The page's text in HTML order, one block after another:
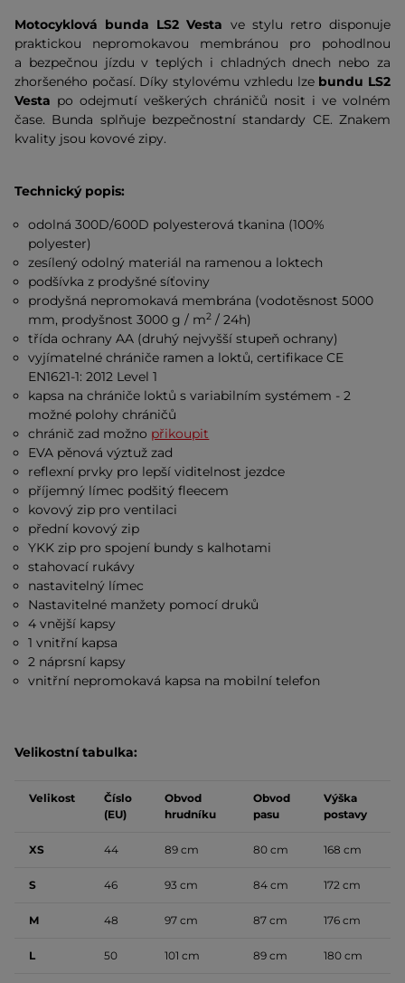
Motocyklová bunda LS2 Vesta ve stylu retro disponuje
praktickou nepromokavou membránou pro pohodlnou
a bezpečnou jízdu v teplých i chladných dnech nebo za
zhoršeného počasí. Díky stylovému vzhledu lze bundu LS2
Vesta po odejmutí veškerých chráničů nosit i ve volném
čase. Bunda splňuje bezpečnostní standardy CE. Znakem
kvality jsou kovové zipy.
Technický popis:
odolná 300D/600D polyesterová tkanina (100%
polyester)
zesílený odolný materiál na ramenou a loktech
podšívka z prodyšné síťoviny
prodyšná nepromokavá membrána (vodotěsnost 5000
mm, prodyšnost 3000 g / m2 / 24h)
třída ochrany AA (druhý nejvyšší stupeň ochrany)
vyjímatelné chrániče ramen a loktů, certifikace CE
EN1621-1: 2012 Level 1
kapsa na chrániče loktů s variabilním systémem - 2
možné polohy chráničů
chránič zad možno přikoupit
EVA pěnová výztuž zad
reflexní prvky pro lepší viditelnost jezdce
příjemný límec podšitý fleecem
kovový zip pro ventilaci
přední kovový zip
YKK zip pro spojení bundy s kalhotami
stahovací rukávy
nastavitelný límec
Nastavitelné manžety pomocí druků
4 vnější kapsy
1 vnitřní kapsa
2 náprsní kapsy
vnitřní nepromokavá kapsa na mobilní telefon
Velikostní tabulka:
Velikost
Číslo
(EU)
Obvod
hrudníku
Obvod
pasu
Výška
postavy
XS 44 89 cm 80 cm 168 cm
S 46 93 cm 84 cm 172 cm
M 48 97 cm 87 cm 176 cm
L 50 101 cm 89 cm 180 cm